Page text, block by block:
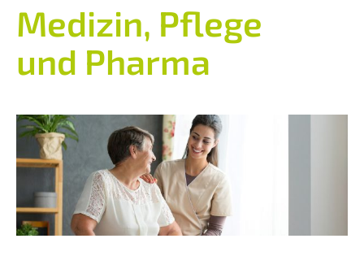
Privatpersonen
Team
Jobs
Kontakt
Medizin, Pflege
und Pharma